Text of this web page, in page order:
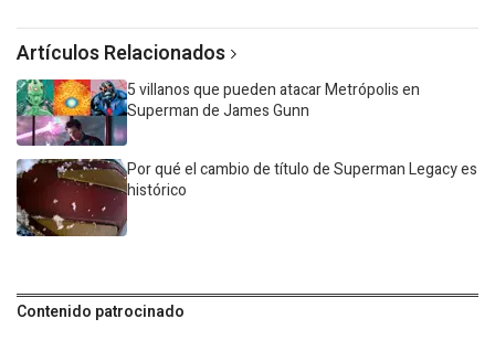
Artículos Relacionados
5 villanos que pueden atacar Metrópolis en
Superman de James Gunn
Por qué el cambio de título de Superman Legacy es
histórico
Contenido patrocinado